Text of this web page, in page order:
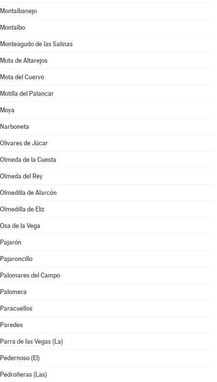
Montalbanejo
Montalbo
Monteagudo de las Salinas
Mota de Altarejos
Mota del Cuervo
Motilla del Palancar
Moya
Narboneta
Olivares de Júcar
Olmeda de la Cuesta
Olmeda del Rey
Olmedilla de Alarcón
Olmedilla de Eliz
Osa de la Vega
Pajarón
Pajaroncillo
Palomares del Campo
Palomera
Paracuellos
Paredes
Parra de las Vegas (La)
Pedernoso (El)
Pedroñeras (Las)